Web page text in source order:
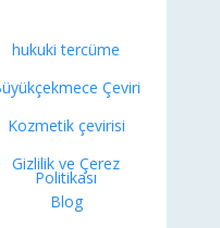
hukuki tercüme
Çeviri
Kozmetik çevirisi
Gizlilik ve Çerez
Politikası
Blog